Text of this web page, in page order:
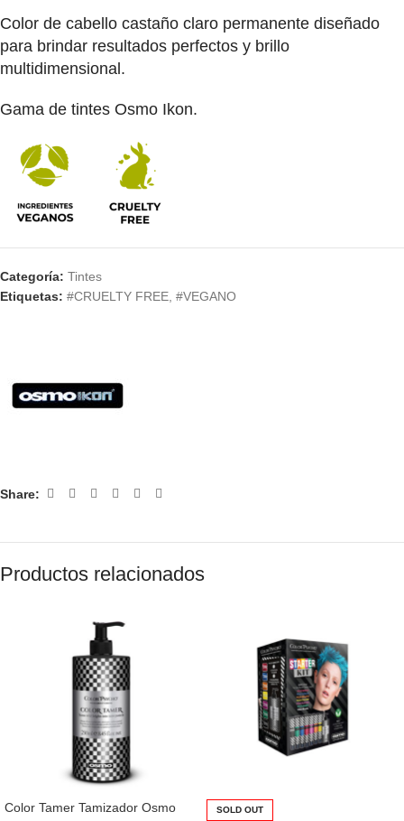
Color de cabello castaño claro permanente diseñado
para brindar resultados perfectos y brillo
multidimensional.
Gama de tintes Osmo Ikon.
Categoría: Tintes
Etiquetas: #CRUELTY FREE #VEGANO
Share:
Productos relacionados
Color Tamer Tamizador Osmo SOLD OUT